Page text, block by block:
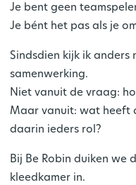
Je bent geen
Je bént het pas als je
Sindsdien kijk ik anders
samenwerking.
Niet vanuit de vraag:
Maar vanuit:wat heeft
daarin ieders rol?
Bij Be Robin duiken we
kleedkamer in.